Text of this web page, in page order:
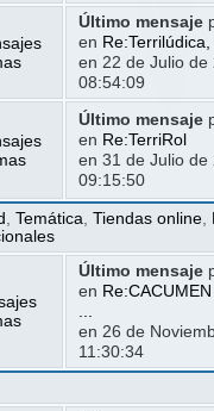
Último mensaje
en Re:Terrilúdica,
en 22 de Julio de
08:54:09
Último mensaje
en Re:TerriRol
en 31 de Julio de
09:15:50
,Temática ,Tiendas online
Último mensaje
en
en 26 de
11:30:34